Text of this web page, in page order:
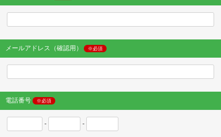
メールアドレス（確認用） ※必須
電話番号 ※必須
- -